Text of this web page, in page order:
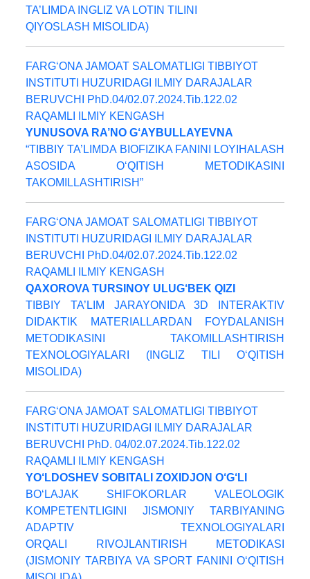
TA’LIMDA INGLIZ VA LOTIN TILINI
QIYOSLASH MISOLIDA)
FARG‘ONA JAMOAT SALOMATLIGI TIBBIYOT
INSTITUTI HUZURIDAGI ILMIY DARAJALAR
BERUVCHI PhD.04/02.07.2024.Tib.122.02
RAQAMLI ILMIY KENGASH
YUNUSOVA RA’NO G‘AYBULLAYEVNA
“TIBBIY TA’LIMDA BIOFIZIKA FANINI LOYIHALASH
ASOSIDA O‘QITISH METODIKASINI
TAKOMILLASHTIRISH”
FARG‘ONA JAMOAT SALOMATLIGI TIBBIYOT
INSTITUTI HUZURIDAGI ILMIY DARAJALAR
BERUVCHI PhD.04/02.07.2024.Tib.122.02
RAQAMLI ILMIY KENGASH
QAXOROVA TURSINOY ULUG‘BEK QIZI
TIBBIY TA’LIM JARAYONIDA 3D INTERAKTIV
DIDAKTIK MATERIALLARDAN FOYDALANISH
METODIKASINI TAKOMILLASHTIRISH
TEXNOLOGIYALARI (INGLIZ TILI O‘QITISH
MISOLIDA)
FARG‘ONA JAMOAT SALOMATLIGI TIBBIYOT
INSTITUTI HUZURIDAGI ILMIY DARAJALAR
BERUVCHI PhD. 04/02.07.2024.Tib.122.02
RAQAMLI ILMIY KENGASH
YO‘LDOSHEV SOBITALI ZOXIDJON O‘G‘LI
BO‘LAJAK SHIFOKORLAR VALEOLOGIK
KOMPETENTLIGINI JISMONIY TARBIYANING
ADAPTIV TEXNOLOGIYALARI
ORQALI RIVOJLANTIRISH METODIKASI
(JISMONIY TARBIYA VA SPORT FANINI O‘QITISH